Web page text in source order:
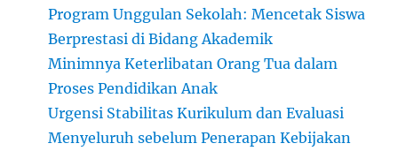
Program Unggulan Sekolah: Mencetak Siswa
Berprestasi di Bidang Akademik
Minimnya Keterlibatan Orang Tua dalam
Proses Pendidikan Anak
Urgensi Stabilitas Kurikulum dan Evaluasi
Menyeluruh sebelum Penerapan Kebijakan